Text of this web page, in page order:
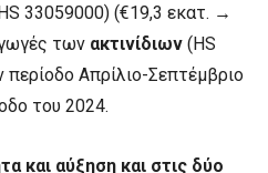
33059000) (€19,3 εκατ. →
των ακτινίδιων (HS
Απρίλιο-Σεπτέμβριο
του 2024.
και αύξηση και στις δύο